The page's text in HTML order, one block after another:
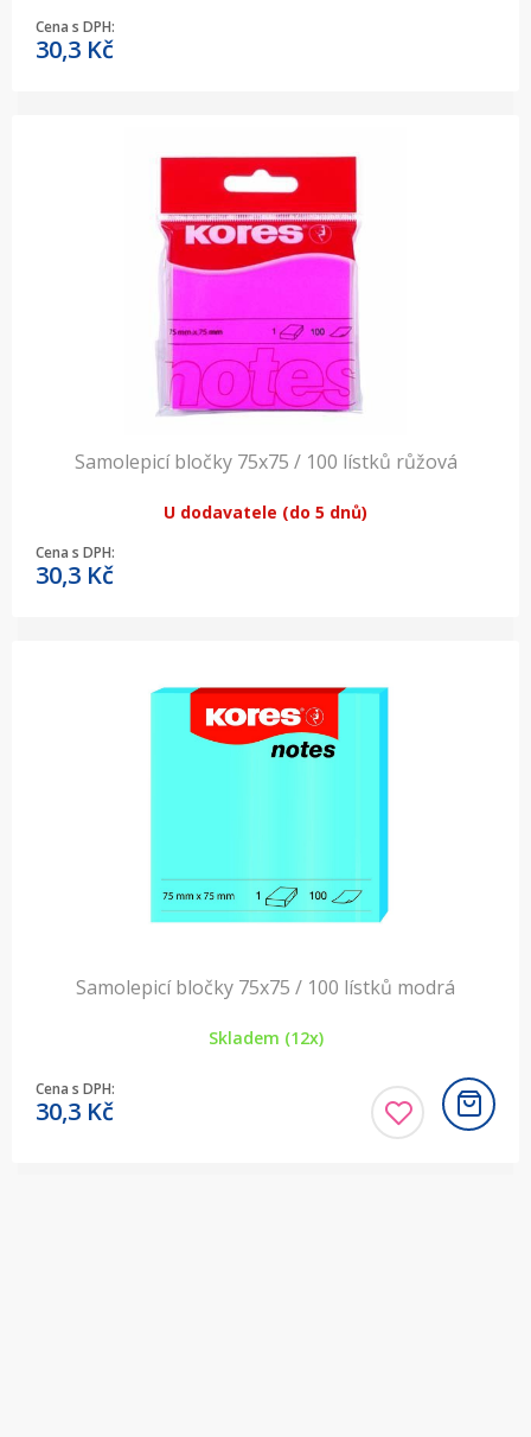
Cena s DPH:
30,3 Kč
Samolepicí bločky 75x75 / 100 lístků růžová
U dodavatele (do 5 dnů)
Cena s DPH:
30,3 Kč
Samolepicí bločky 75x75 / 100 lístků modrá
Skladem (12x)
Cena s DPH:
30,3 Kč